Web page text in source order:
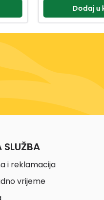
Dodaj u
SLUŽBA
i reklamacija
vrijeme